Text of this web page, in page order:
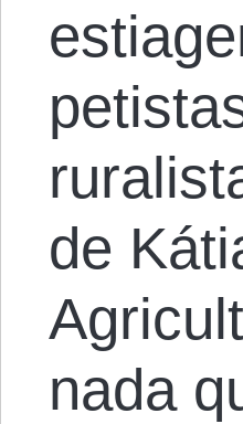
de
nada